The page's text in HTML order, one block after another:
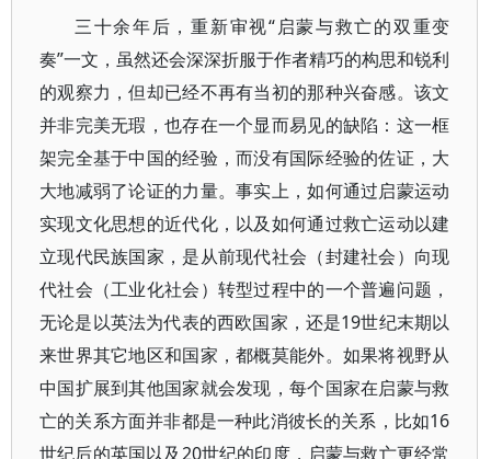
三十余年后，重新审视“启蒙与救亡的双重变
奏”一文，虽然还会深深折服于作者精巧的构思和锐利
的观察力，但却已经不再有当初的那种兴奋感。该文
并非完美无瑕，也存在一个显而易见的缺陷：这一框
架完全基于中国的经验，而没有国际经验的佐证，大
大地减弱了论证的力量。事实上，如何通过启蒙运动
实现文化思想的近代化，以及如何通过救亡运动以建
立现代民族国家，是从前现代社会（封建社会）向现
代社会（工业化社会）转型过程中的一个普遍问题，
无论是以英法为代表的西欧国家，还是19世纪末期以
来世界其它地区和国家，都概莫能外。如果将视野从
中国扩展到其他国家就会发现，每个国家在启蒙与救
亡的关系方面并非都是一种此消彼长的关系，比如16
世纪后的英国以及20世纪的印度，启蒙与救亡更经常